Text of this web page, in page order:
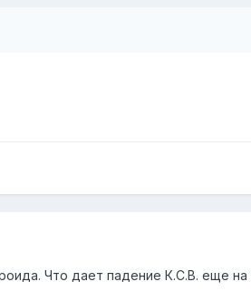
Что дает падение К.С.В. еще на